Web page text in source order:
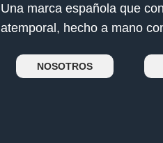
Una marca española que
atemporal, hecho a mano
NOSOTROS